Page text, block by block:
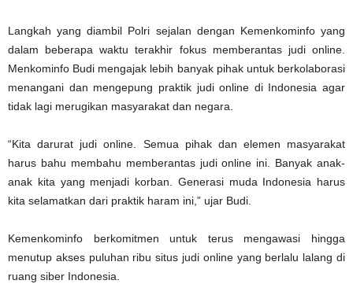
Langkah yang diambil Polri sejalan dengan Kemenkominfo yang
dalam beberapa waktu terakhir fokus memberantas judi online.
Menkominfo Budi mengajak lebih banyak pihak untuk berkolaborasi
menangani dan mengepung praktik judi online di Indonesia agar
tidak lagi merugikan masyarakat dan negara.
“Kita darurat judi online. Semua pihak dan elemen masyarakat
harus bahu membahu memberantas judi online ini. Banyak anak-
anak kita yang menjadi korban. Generasi muda Indonesia harus
kita selamatkan dari praktik haram ini,” ujar Budi.
Kemenkominfo berkomitmen untuk terus mengawasi hingga
menutup akses puluhan ribu situs judi online yang berlalu lalang di
ruang siber Indonesia.